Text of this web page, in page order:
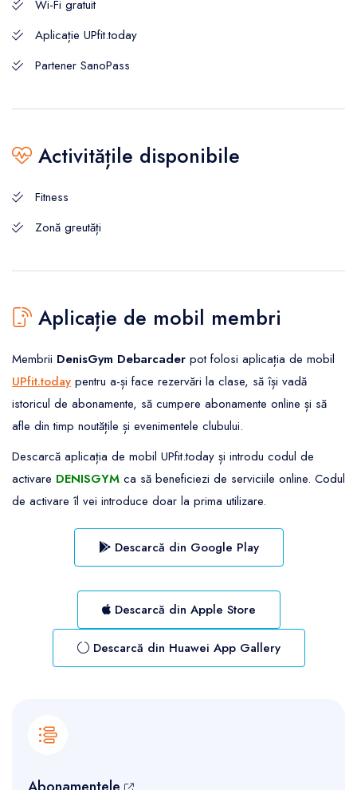
Wi-Fi gratuit
Aplicație UPfit.today
Partener SanoPass
Activitățile disponibile
Fitness
Zonă greutăți
Aplicație de mobil membri
Membrii DenisGym Debarcader pot folosi aplicația de mobil
UPfit.today pentru a-și face rezervări la clase, să își vadă
istoricul de abonamente, să cumpere abonamente online și să
afle din timp noutățile și evenimentele clubului.
Descarcă aplicația de mobil UPfit.today și introdu codul de
activare DENISGYM ca să beneficiezi de serviciile online. Codul
de activare îl vei introduce doar la prima utilizare.
Descarcă din Google Play
Descarcă din Apple Store
Descarcă din Huawei App Gallery